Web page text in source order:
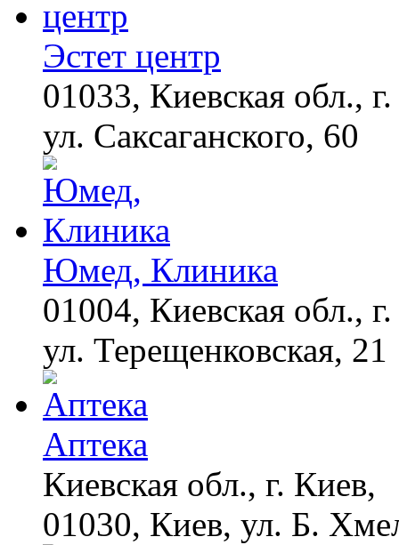
Поплавская вмазала
Королева вагона
отожгла! Видео не
оставит равнодушным
Эстет центр
01033, Киевская обл.,
ул. Саксаганского, 60
Юмед, Клиника
01004, Киевская обл.,
ул. Терещенковская, 21
Аптека
Киевская обл., г. Киев,
01030, Киев, ул. Б.